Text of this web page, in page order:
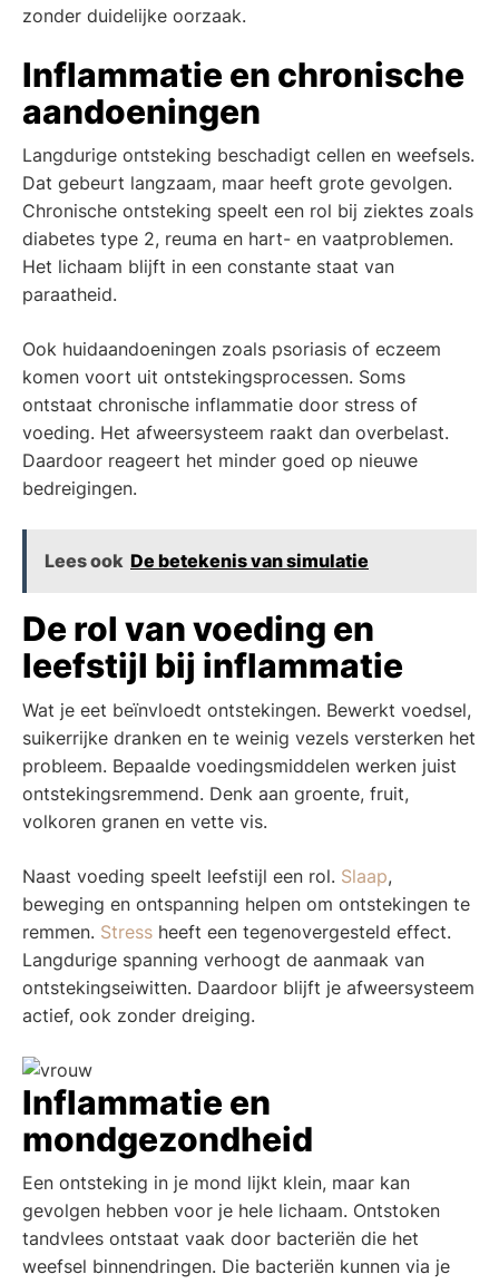
zonder duidelijke oorzaak.
Inflammatie en chronische
aandoeningen
Langdurige ontsteking beschadigt cellen en weefsels.
Dat gebeurt langzaam, maar heeft grote gevolgen.
Chronische ontsteking speelt een rol bij ziektes zoals
diabetes type 2, reuma en hart- en vaatproblemen.
Het lichaam blijft in een constante staat van
paraatheid.
Ook huidaandoeningen zoals psoriasis of eczeem
komen voort uit ontstekingsprocessen. Soms
ontstaat chronische inflammatie door stress of
voeding. Het afweersysteem raakt dan overbelast.
Daardoor reageert het minder goed op nieuwe
bedreigingen.
Lees ook De betekenis van simulatie
De rol van voeding en
leefstijl bij inflammatie
Wat je eet beïnvloedt ontstekingen. Bewerkt voedsel,
suikerrijke dranken en te weinig vezels versterken het
probleem. Bepaalde voedingsmiddelen werken juist
ontstekingsremmend. Denk aan groente, fruit,
volkoren granen en vette vis.
Naast voeding speelt leefstijl een rol. Slaap,
beweging en ontspanning helpen om ontstekingen te
remmen. Stress heeft een tegenovergesteld effect.
Langdurige spanning verhoogt de aanmaak van
ontstekingseiwitten. Daardoor blijft je afweersysteem
actief, ook zonder dreiging.
Inflammatie en
mondgezondheid
Een ontsteking in je mond lijkt klein, maar kan
gevolgen hebben voor je hele lichaam. Ontstoken
tandvlees ontstaat vaak door bacteriën die het
weefsel binnendringen. Die bacteriën kunnen via je